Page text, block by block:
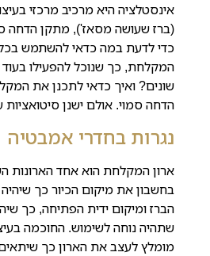
(ברז שעושה מסאז'), מתקן הדחה
כדי לדעת במה כדאי להשתמש
המקלחת, כך שנוכל להפעילו
שונים? ואיך כדאי לתכנן את
הדחה סמוי. אולם ישנן
נגרות בחדרי אמבטיה
ארון המקלחת הוא אחד הארונות
בחשבון את מיקום הכיור כך
הברז ומיקום ידית הפתיחה, כך
שתהיה נוחה לשימוש. החוכמה
מומלץ לעצב את הארון כך